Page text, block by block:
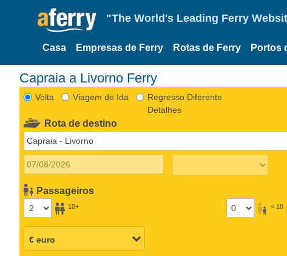
"The World's Leading Ferry
Casa Empresas de Ferry Rotas de Ferry Portos
Capraia a Livorno Ferry
Volta Viagem de Ida
Regresso Diferente
Detalhes
Rota de destino
Passageiros
18+ < 18